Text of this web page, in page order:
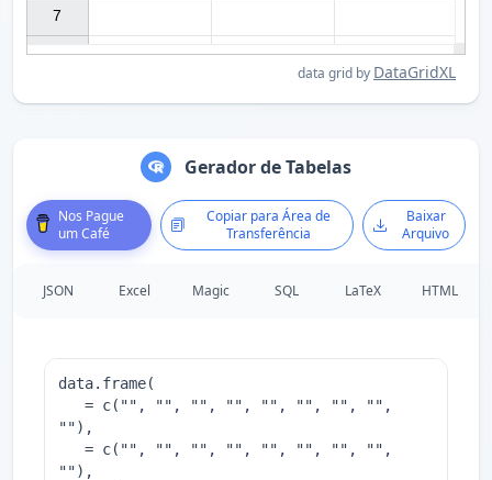
7
data grid by DataGridXL
Gerador de Tabelas
Nos Pague
um Café
Copiar para Área de
Transferência
Baixar
Arquivo
JSON Excel Magic SQL LaTeX HTML